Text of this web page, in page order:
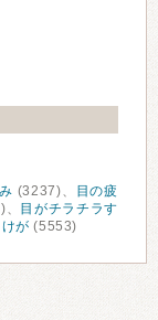
(3237)、
目の疲
目がチラチラす
けが (5553)